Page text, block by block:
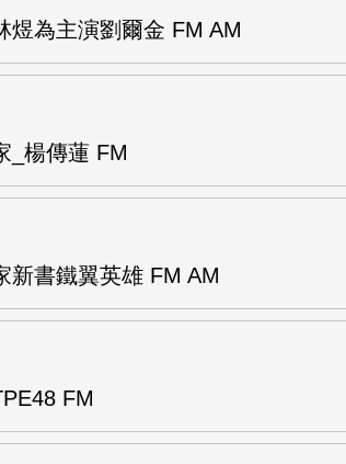
煜為主演劉爾金 FM AM
_楊傳蓮 FM
新書鐵翼英雄 FM AM
FM